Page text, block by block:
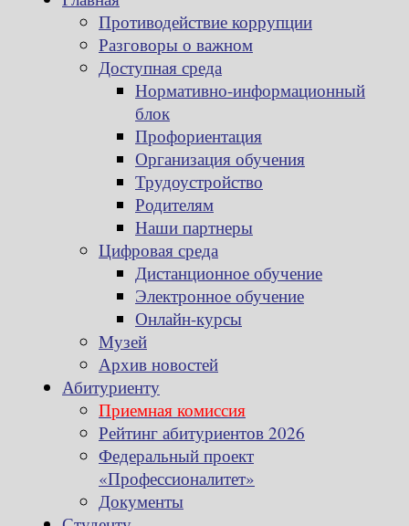
Противодействие коррупции
Разговоры о важном
Доступная среда
Нормативно-информационный
блок
Профориентация
Организация обучения
Трудоустройство
Родителям
Наши партнеры
Цифровая среда
Дистанционное обучение
Электронное обучение
Онлайн-курсы
Музей
Архив новостей
Абитуриенту
Приемная комиссия
Рейтинг абитуриентов 2026
Федеральный проект
«Профессионалитет»
Документы